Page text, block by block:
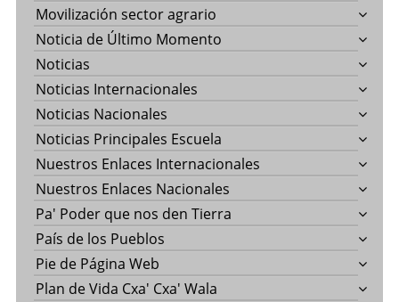
Movilización sector agrario
Noticia de Último Momento
Noticias
Noticias Internacionales
Noticias Nacionales
Noticias Principales Escuela
Nuestros Enlaces Internacionales
Nuestros Enlaces Nacionales
Pa' Poder que nos den Tierra
País de los Pueblos
Pie de Página Web
Plan de Vida Cxa' Cxa' Wala